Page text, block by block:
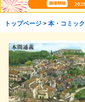
トップページ> 本・コミック